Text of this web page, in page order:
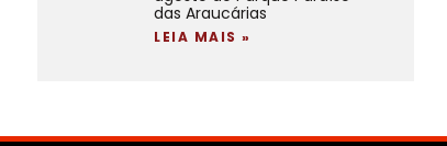
das Araucárias
LEIA MAIS »